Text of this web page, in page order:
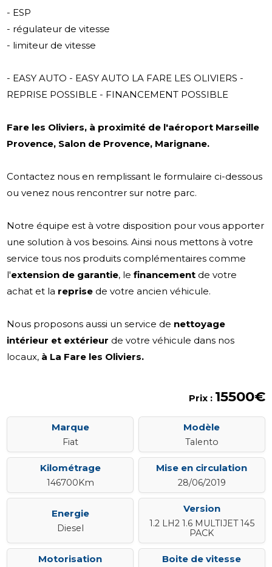
- ESP
- régulateur de vitesse
- limiteur de vitesse
- EASY AUTO - EASY AUTO LA FARE LES OLIVIERS -
REPRISE POSSIBLE - FINANCEMENT POSSIBLE
Fare les Oliviers, à proximité de l'aéroport Marseille
Provence, Salon de Provence, Marignane.
Contactez nous en remplissant le formulaire ci-dessous
ou venez nous rencontrer sur notre parc.
Notre équipe est à votre disposition pour vous apporter
une solution à vos besoins. Ainsi nous mettons à votre
service tous nos produits complémentaires comme
l'extension de garantie, lefinancement de votre
achat et la reprise de votre ancien véhicule.
Nous proposons aussi un service de nettoyage
intérieur et extérieur de votre véhicule dans nos
locaux, à La Fare les Oliviers.
Prix : 15500€
Marque
Fiat
Modèle
Talento
Kilométrage
146700Km
Mise en circulation
28/06/2019
Energie
Diesel
Version
1.2 LH2 1.6 MULTIJET 145
PACK
Motorisation Boite de vitesse